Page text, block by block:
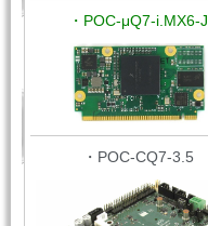
・POC-μQ7-i.MX6-J
・POC-CQ7-3.5